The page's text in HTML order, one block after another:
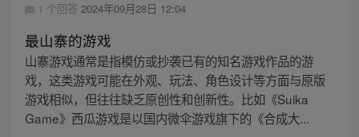
1 个回答 2024年09月28日 12:04
最山寨的游戏
山寨游戏通常是指模仿或抄袭已有的知名游戏作品的游
戏，这类游戏可能在外观、玩法、角色设计等方面与原版
游戏相似，但往往缺乏原创性和创新性。比如《Suika
Game》西瓜游戏是以国内微伞游戏旗下的《合成大...